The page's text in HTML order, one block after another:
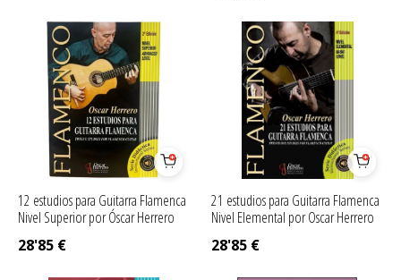
12 estudios para Guitarra Flamenca
Nivel Superior por Óscar Herrero
28'85 €
21 estudios para Guitarra Flamenca
Nivel Elemental por Oscar Herrero
28'85 €